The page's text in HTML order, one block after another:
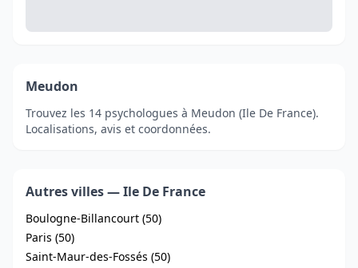
Meudon
Trouvez les 14 psychologues à Meudon (Ile De France).
Localisations, avis et coordonnées.
Autres villes — Ile De France
Boulogne-Billancourt (50)
Paris (50)
Saint-Maur-des-Fossés (50)